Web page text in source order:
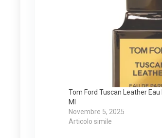
Tom Ford Tuscan Leather
Ml
Novembre 5, 2025
Articolo simile